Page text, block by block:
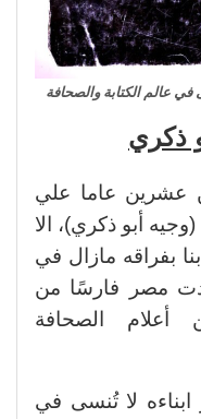
عالم الكتابة والصحافة
ذكري
عشرين عاما علي
أبو ذكري)، الا
بفراقه مازال في
مصر فارسًا من
أعلام الصحافة
لا تُنسى في